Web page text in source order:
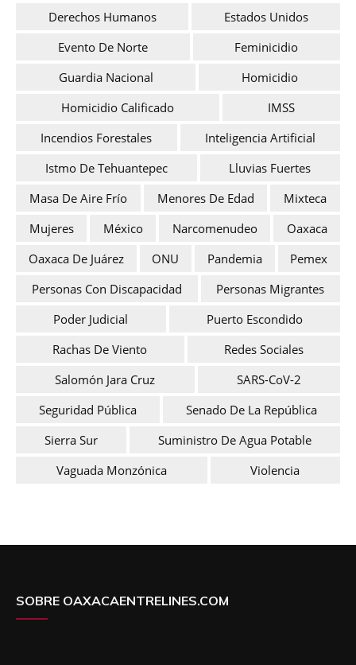
Derechos Humanos
Estados Unidos
Evento De Norte
Feminicidio
Guardia Nacional
Homicidio
Homicidio Calificado
IMSS
Incendios Forestales
Inteligencia Artificial
Istmo De Tehuantepec
Lluvias Fuertes
Masa De Aire Frío
Menores De Edad
Mixteca
Mujeres
México Narcomenudeo
Oaxaca
Oaxaca De Juárez
ONU Pandemia
Pemex
Personas Con Discapacidad
Personas Migrantes
Poder Judicial
Puerto Escondido
Rachas De Viento
Redes Sociales
Salomón Jara Cruz
SARS-CoV-2
Seguridad Pública
Senado De La República
Sierra Sur
Suministro De Agua Potable
Vaguada Monzónica
Violencia
SOBRE OAXACAENTRELINES.COM